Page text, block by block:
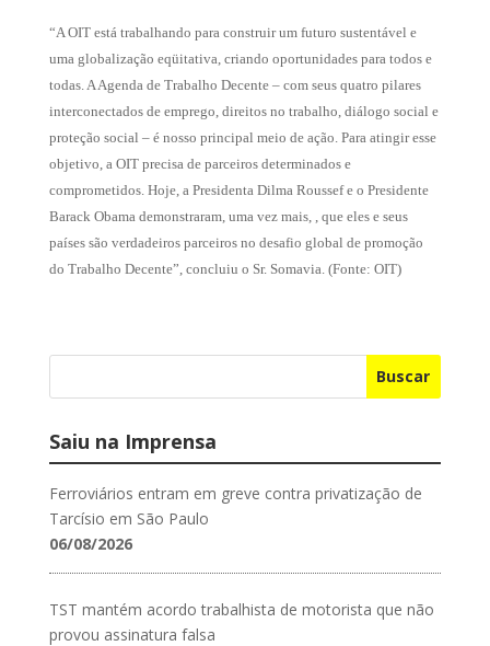
“A OIT está trabalhando para construir um futuro sustentável e
uma globalização eqüitativa, criando oportunidades para todos e
todas. A Agenda de Trabalho Decente – com seus quatro pilares
interconectados de emprego, direitos no trabalho, diálogo social e
proteção social – é nosso principal meio de ação. Para atingir esse
objetivo, a OIT precisa de parceiros determinados e
comprometidos. Hoje, a Presidenta Dilma Roussef e o Presidente
Barack Obama demonstraram, uma vez mais, , que eles e seus
países são verdadeiros parceiros no desafio global de promoção
do Trabalho Decente”, concluiu o Sr. Somavia. (Fonte: OIT)
Buscar
Saiu na Imprensa
Ferroviários entram em greve contra privatização de
Tarcísio em São Paulo
06/08/2026
TST mantém acordo trabalhista de motorista que não
provou assinatura falsa